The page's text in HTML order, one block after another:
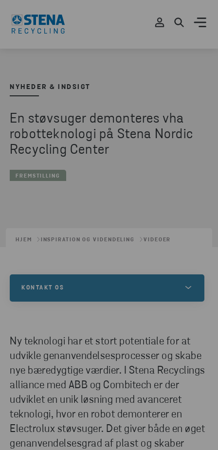
NYHEDER & INDSIGT
En støvsuger demonteres vha
robotteknologi på Stena Nordic
Recycling Center
FREMSTILLING
HJEM INSPIRATION OG VIDENDELING VIDEOER
Ny teknologi har et stort potentiale for at
udvikle genanvendelsesprocesser og skabe
nye bæredygtige værdier. I Stena Recyclings
alliance med ABB og Combitech er der
udviklet en unik løsning med avanceret
teknologi, hvor en robot demonterer en
Electrolux støvsuger. Det giver både en øget
genanvendelsesgrad af plast og skaber
KONTAKT OS
genanvendelsesbehov.
KONTAKT OS